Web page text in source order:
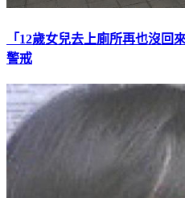
「12歲女兒去上廁所再也沒
警戒